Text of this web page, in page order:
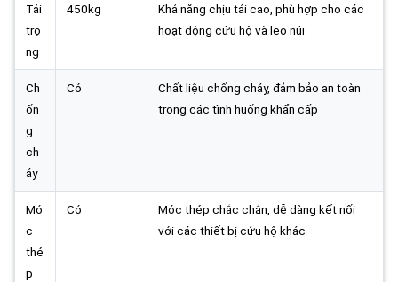
Tải
trọ
ng
450kg
Khả năng chịu tải cao, phù hợp cho các
hoạt động cứu hộ và leo núi
Ch
ốn
g
ch
áy
Có
Chất liệu chống cháy, đảm bảo an toàn
trong các tình huống khẩn cấp
Mó
c
thé
p
Có
Móc thép chắc chắn, dễ dàng kết nối
với các thiết bị cứu hộ khác